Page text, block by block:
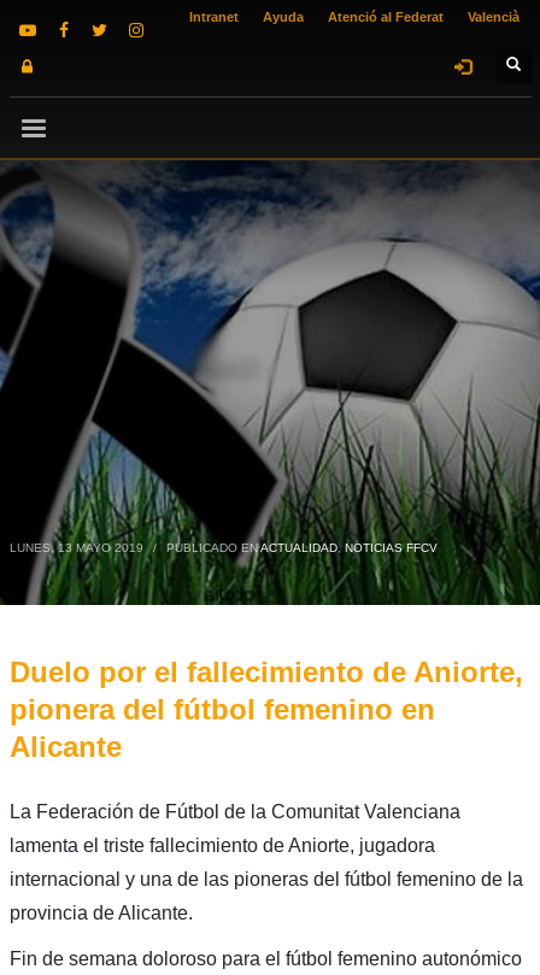
Intranet Ayuda Atenció al Federat Valencià
LUNES, 13 MAYO 2019 / PUBLICADO ENACTUALIDAD, NOTICIAS FFCV
Duelo por el fallecimiento de Aniorte,
pionera del fútbol femenino en
Alicante
La Federación de Fútbol de la Comunitat Valenciana
lamenta el triste fallecimiento de Aniorte, jugadora
internacional y una de las pioneras del fútbol femenino de la
provincia de Alicante.
Fin de semana doloroso para el fútbol femenino autonómico